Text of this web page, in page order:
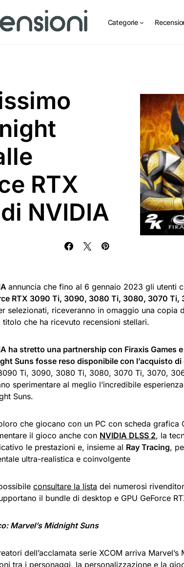
Categorie
RTX
NVIDIA
annuncia che fino al 6 gennaio 2023 gli utenti
RTX 3090 Ti, 3090, 3080 Ti, 3080, 3070
selezionati, riceveranno in omaggio una copia
titolo che ha ricevuto recensioni stellari.
ha stretto una partnership con Firaxis Games
Suns fosse reso disponibile con l’acquisto
Ti, 3090, 3080 Ti, 3080, 3070 Ti, 3070,
sperimentare al meglio l’incredibile
Suns.
che giocano con un PC con scheda grafica
il gioco anche con NVIDIA DLSS 2, la
le prestazioni e, insieme al Ray Tracing,
ultra-realistica e coinvolgente
consultare la lista dei numerosi
il bundle di desktop e GPU GeForce
Marvel’s Midnight Suns
dell’acclamata serie XCOM arriva
tra i personaggi, la personalizzazione e la